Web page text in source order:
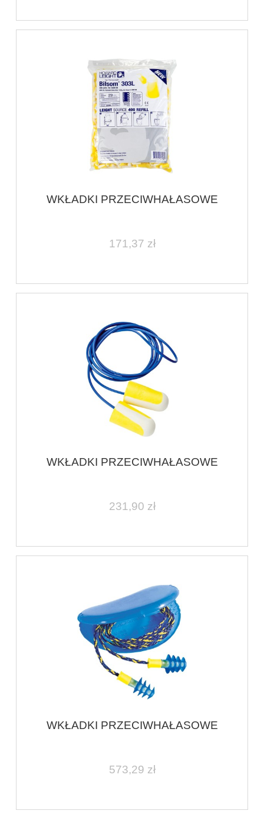
WKŁADKI PRZECIWHAŁASOWE
171,37 zł
WKŁADKI PRZECIWHAŁASOWE
231,90 zł
WKŁADKI PRZECIWHAŁASOWE
573,29 zł